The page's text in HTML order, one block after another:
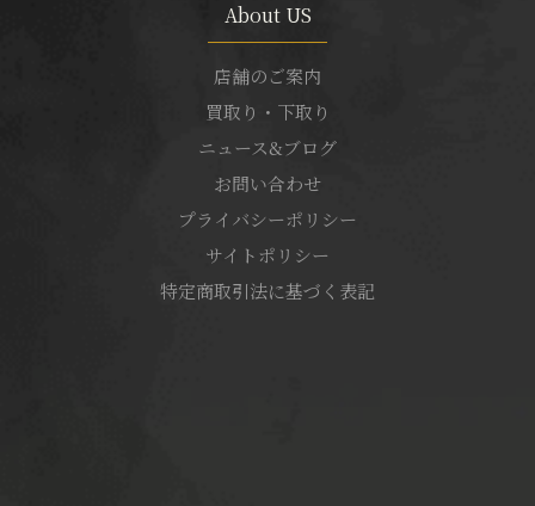
About US
店舗のご案内
買取り・下取り
ニュース&ブログ
お問い合わせ
プライバシーポリシー
サイトポリシー
特定商取引法に基づく表記